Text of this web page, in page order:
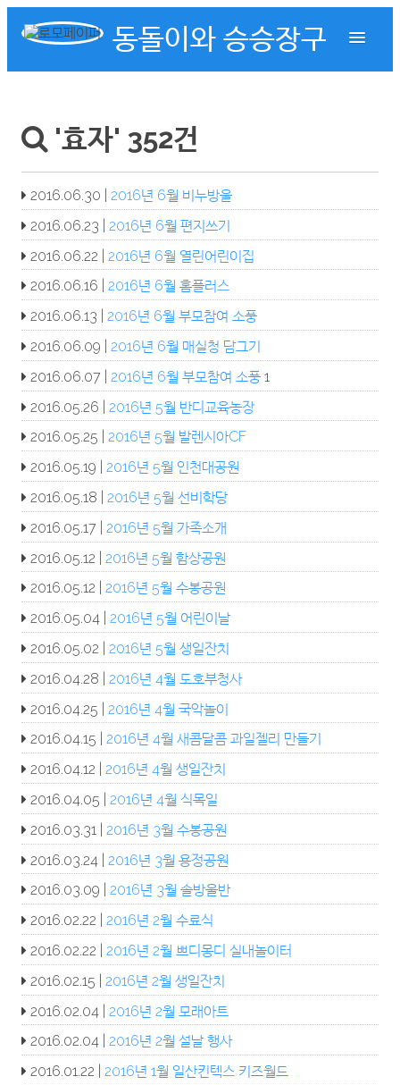
동돌이와 승승장구
'효자' 352건
2016.06.30 | 2016년 6월 비누방울
2016.06.23 | 2016년 6월 편지쓰기
2016.06.22 | 2016년 6월 열린어린이집
2016.06.16 | 2016년 6월 홈플러스
2016.06.13 | 2016년 6월 부모참여 소풍
2016.06.09 | 2016년 6월 매실청 담그기
2016.06.07 | 2016년 6월 부모참여 소풍 1
2016.05.26 | 2016년 5월 반디교육농장
2016.05.25 | 2016년 5월 발렌시아CF
2016.05.19 | 2016년 5월 인천대공원
2016.05.18 | 2016년 5월 선비학당
2016.05.17 | 2016년 5월 가족소개
2016.05.12 | 2016년 5월 함상공원
2016.05.12 | 2016년 5월 수봉공원
2016.05.04 | 2016년 5월 어린이날
2016.05.02 | 2016년 5월 생일잔치
2016.04.28 | 2016년 4월 도호부청사
2016.04.25 | 2016년 4월 국악놀이
2016.04.15 | 2016년 4월 새콤달콤 과일젤리 만들기
2016.04.12 | 2016년 4월 생일잔치
2016.04.05 | 2016년 4월 식목일
2016.03.31 | 2016년 3월 수봉공원
2016.03.24 | 2016년 3월 용정공원
2016.03.09 | 2016년 3월 솔방울반
2016.02.22 | 2016년 2월 수료식
2016.02.22 | 2016년 2월 쁘디몽디 실내놀이터
2016.02.15 | 2016년 2월 생일잔치
2016.02.04 | 2016년 2월 모래아트
2016.02.04 | 2016년 2월 설날 행사
2016.01.22 | 2016년 1월 일산킨텍스 키즈월드